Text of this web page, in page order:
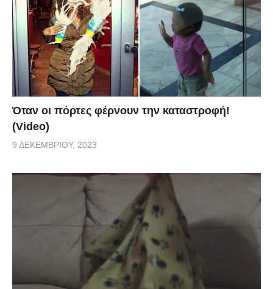
Όταν οι πόρτες φέρνουν την καταστροφή!
(Video)
9 ΔΕΚΕΜΒΡΊΟΥ, 2023